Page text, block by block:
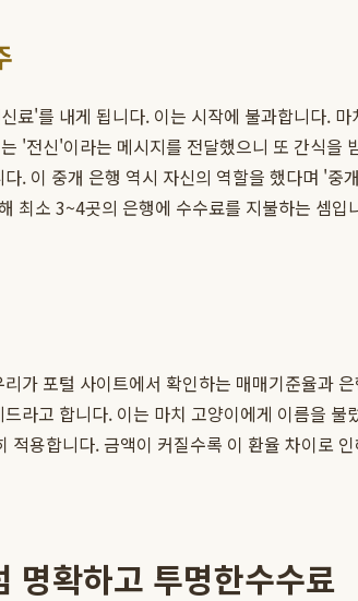
'를 내게 됩니다. 이는 시작에 불과합니다.
'전신'이라는 메시지를 전달했으니 또 간식
. 이 중개 은행 역시 자신의 역할을 했다며 '
최소 3~4곳의 은행에 수수료를 지불하는 셈
가 포털 사이트에서 확인하는 매매기준율과
라고 합니다. 이는 마치 고양이에게 이름을
용합니다. 금액이 커질수록 이 환율 차이로
확하고 투명한수수료